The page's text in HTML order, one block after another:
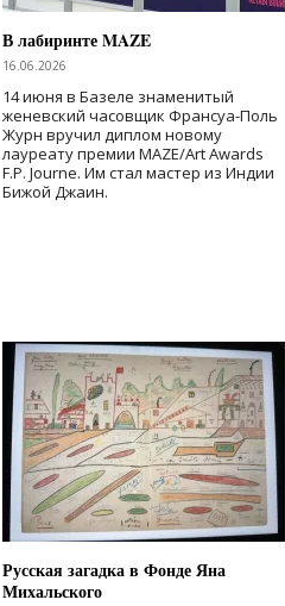
В лабиринте MAZE
16.06.2026
14 июня в Базеле знаменитый
женевский часовщик Франсуа-Поль
Журн вручил диплом новому
лауреату премии MAZE/Art Awards
F.P. Journe. Им стал мастер из Индии
Бижой Джаин.
Русская загадка в Фонде Яна
Михальского